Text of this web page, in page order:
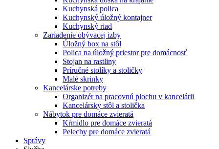
Kuchynská polica
Kuchynský úložný kontajner
Kuchynský riad
Zariadenie obývacej izby
Úložný box na stôl
Polica na úložný priestor pre domácnosť
Stojan na rastliny
Príručné stolíky a stoličky
Malé skrinky
Kancelárske potreby
Organizér na pracovnú plochu v kancelárii
Kancelársky stôl a stolička
Nábytok pre domáce zvieratá
Kŕmidlo pre domáce zvieratá
Pelechy pre domáce zvieratá
Správy